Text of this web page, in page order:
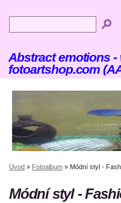
Abstract emotions
fotoartshop.com
Úvod » Fotoalbum » Módní styl -
Módní styl -